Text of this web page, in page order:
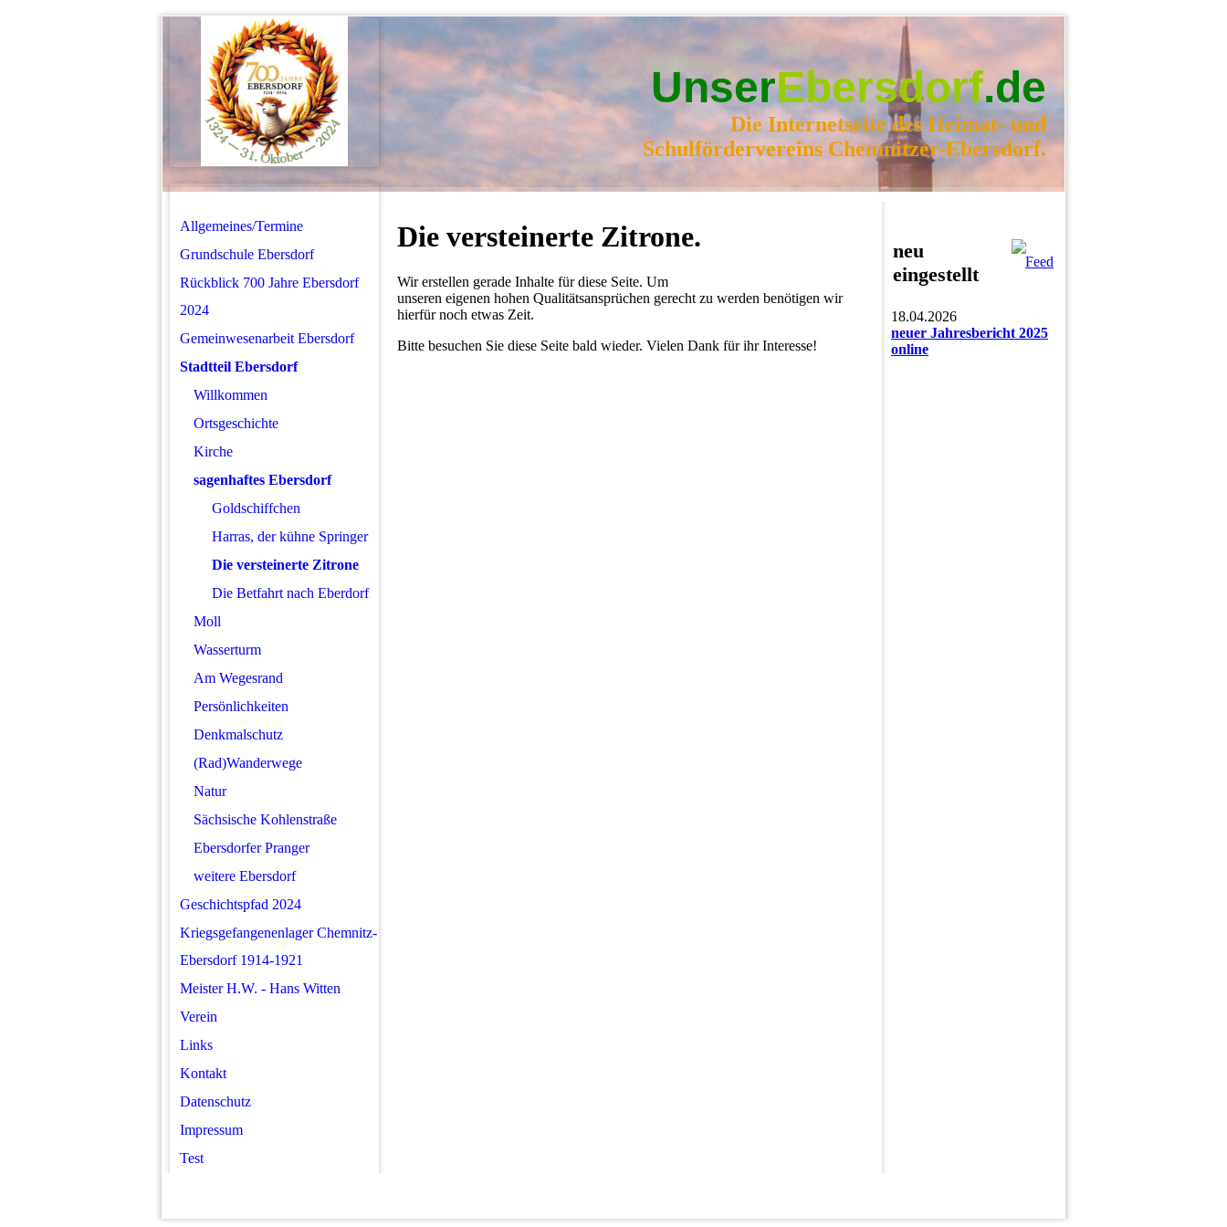
UnserEbersdorf.de
Die Internetseite des Heimat- und
Schulfördervereins Chemnitzer-Ebersdorf.
Allgemeines/Termine
Grundschule Ebersdorf
Rückblick 700 Jahre Ebersdorf
2024
Gemeinwesenarbeit Ebersdorf
Stadtteil Ebersdorf
Willkommen
Ortsgeschichte
Kirche
sagenhaftes Ebersdorf
Goldschiffchen
Harras, der kühne Springer
Die versteinerte Zitrone
Die Betfahrt nach Eberdorf
Moll
Wasserturm
Am Wegesrand
Persönlichkeiten
Denkmalschutz
(Rad)Wanderwege
Natur
Sächsische Kohlenstraße
Ebersdorfer Pranger
weitere Ebersdorf
Geschichtspfad 2024
Kriegsgefangenenlager Chemnitz-
Ebersdorf 1914-1921
Meister H.W. - Hans Witten
Verein
Links
Kontakt
Datenschutz
Impressum
Test
Die versteinerte Zitrone.
Wir erstellen gerade Inhalte für diese Seite. Um
unseren eigenen hohen Qualitätsansprüchen gerecht zu werden benötigen wir
hierfür noch etwas Zeit.
Bitte besuchen Sie diese Seite bald wieder. Vielen Dank für ihr Interesse!
neu
eingestellt
18.04.2026
neuer Jahresbericht 2025
online